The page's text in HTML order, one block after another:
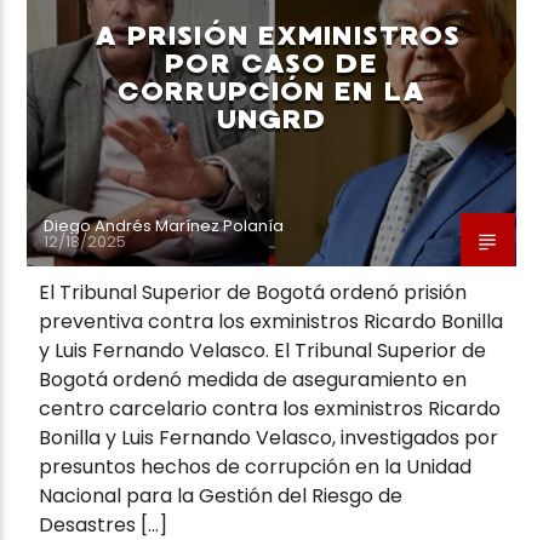
Neiva Estereo
A PRISIÓN EXMINISTROS
POR CASO DE
CORRUPCIÓN EN LA
UNGRD
Diego Andrés Marínez Polanía
12/18/2025
El Tribunal Superior de Bogotá ordenó prisión
preventiva contra los exministros Ricardo Bonilla
y Luis Fernando Velasco. El Tribunal Superior de
Bogotá ordenó medida de aseguramiento en
centro carcelario contra los exministros Ricardo
Bonilla y Luis Fernando Velasco, investigados por
presuntos hechos de corrupción en la Unidad
Nacional para la Gestión del Riesgo de
Desastres […]